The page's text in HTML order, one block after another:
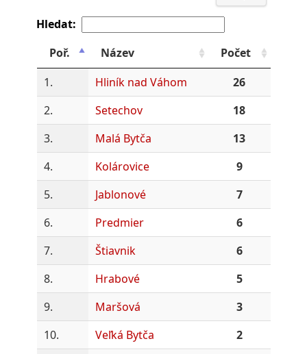
Hledat:
Poř.
Název
Počet
1.
Hliník nad Váhom
26
2.
Setechov
18
3.
Malá Bytča
13
4.
Kolárovice
9
5.
Jablonové
7
6.
Predmier
6
7.
Štiavnik
6
8.
Hrabové
5
9.
Maršová
3
10.
Veľká Bytča
2